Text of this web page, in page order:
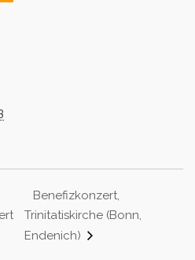
Benefizkonzert,
Trinitatiskirche (Bonn,
Endenich)